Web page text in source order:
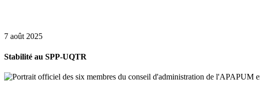
7 août 2025
Stabilité au SPP-UQTR